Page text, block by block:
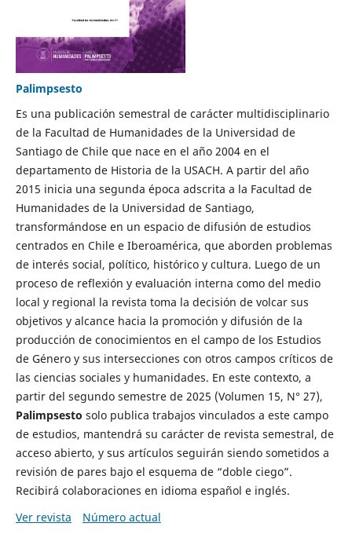
Palimpsesto
Es una publicación semestral de carácter multidisciplinario
de la Facultad de Humanidades de la Universidad de
Santiago de Chile que nace en el año 2004 en el
departamento de Historia de la USACH. A partir del año
2015 inicia una segunda época adscrita a la Facultad de
Humanidades de la Universidad de Santiago,
transformándose en un espacio de difusión de estudios
centrados en Chile e Iberoamérica, que aborden problemas
de interés social, político, histórico y cultura. Luego de un
proceso de reflexión y evaluación interna como del medio
local y regional la revista toma la decisión de volcar sus
objetivos y alcance hacia la promoción y difusión de la
producción de conocimientos en el campo de los Estudios
de Género y sus intersecciones con otros campos críticos de
las ciencias sociales y humanidades. En este contexto, a
partir del segundo semestre de 2025 (Volumen 15, N° 27),
Palimpsesto solo publica trabajos vinculados a este campo
de estudios, mantendrá su carácter de revista semestral, de
acceso abierto, y sus artículos seguirán siendo sometidos a
revisión de pares bajo el esquema de “doble ciego”.
Recibirá colaboraciones en idioma español e inglés.
Ver revista
Número actual